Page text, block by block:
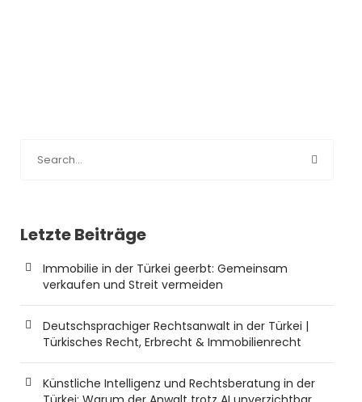
Letzte Beiträge
Immobilie in der Türkei geerbt: Gemeinsam
verkaufen und Streit vermeiden
Deutschsprachiger Rechtsanwalt in der Türkei |
Türkisches Recht, Erbrecht & Immobilienrecht
Künstliche Intelligenz und Rechtsberatung in der